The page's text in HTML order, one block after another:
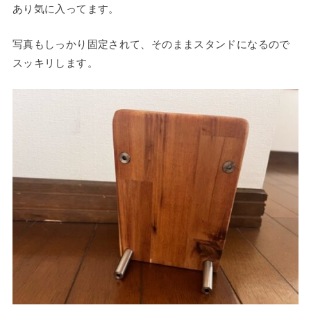
あり気に入ってます。
写真もしっかり固定されて、そのままスタンドになるので
スッキリします。